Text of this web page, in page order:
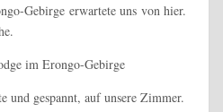
Gebirge erwartete uns von hier.
und gespannt, auf unsere Zimmer.